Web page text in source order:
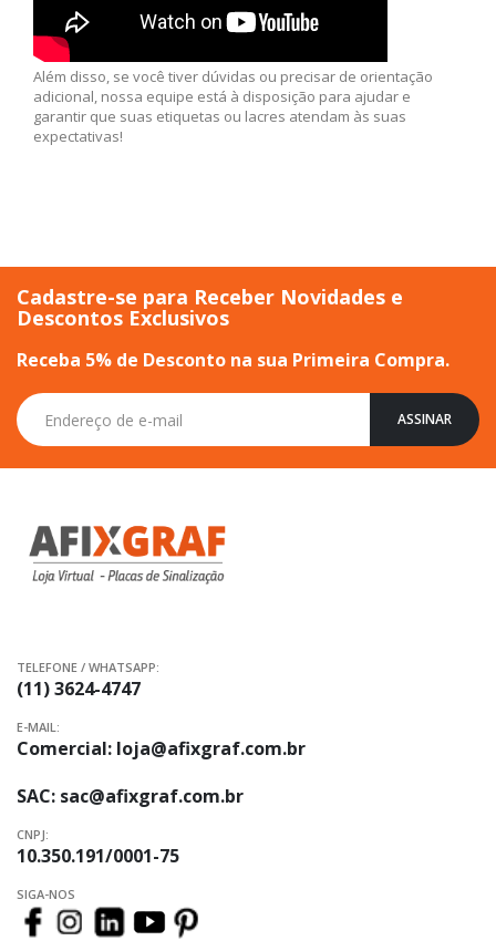
Além disso, se você tiver dúvidas ou precisar de orientação
adicional, nossa equipe está à disposição para ajudar e
garantir que suas etiquetas ou lacres atendam às suas
expectativas!
Cadastre-se para Receber Novidades e
Descontos Exclusivos
Receba 5% de Desconto na sua Primeira Compra.
Inscreva-
se
na
ASSINAR
TELEFONE / WHATSAPP:
(11) 3624-4747
E-MAIL:
Comercial: loja@afixgraf.com.br
SAC: sac@afixgraf.com.br
CNPJ:
10.350.191/0001-75
SIGA-NOS